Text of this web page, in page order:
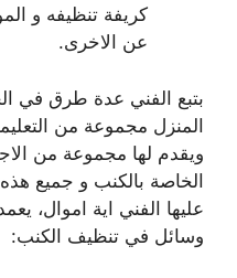
كريفة تنظيفه و
عن الاخرى.
بتبع الفني عدة طرق في
المنزل مجموعة من
ويقدم لها مجموعة من
الخاصة بالكنب و جميع هذه
عليها الفني اية اموال،
وسائل في تنظيف الكنب: